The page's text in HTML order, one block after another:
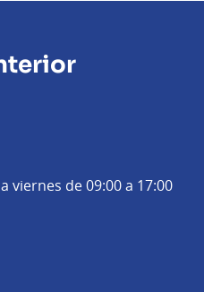
viernes de 09:00 a 17:00